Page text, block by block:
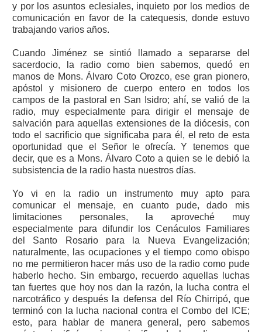
y por los asuntos eclesiales, inquieto por los medios de
comunicación en favor de la catequesis, donde estuvo
trabajando varios años.
Cuando Jiménez se sintió llamado a separarse del
sacerdocio, la radio como bien sabemos, quedó en
manos de Mons. Álvaro Coto Orozco, ese gran pionero,
apóstol y misionero de cuerpo entero en todos los
campos de la pastoral en San Isidro; ahí, se valió de la
radio, muy especialmente para dirigir el mensaje de
salvación para aquellas extensiones de la diócesis, con
todo el sacrificio que significaba para él, el reto de esta
oportunidad que el Señor le ofrecía. Y tenemos que
decir, que es a Mons. Álvaro Coto a quien se le debió la
subsistencia de la radio hasta nuestros días.
Yo vi en la radio un instrumento muy apto para
comunicar el mensaje, en cuanto pude, dado mis
limitaciones personales, la aproveché muy
especialmente para difundir los Cenáculos Familiares
del Santo Rosario para la Nueva Evangelización;
naturalmente, las ocupaciones y el tiempo como obispo
no me permitieron hacer más uso de la radio como pude
haberlo hecho. Sin embargo, recuerdo aquellas luchas
tan fuertes que hoy nos dan la razón, la lucha contra el
narcotráfico y después la defensa del Río Chirripó, que
terminó con la lucha nacional contra el Combo del ICE;
esto, para hablar de manera general, pero sabemos